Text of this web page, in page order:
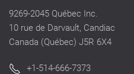
9269-2045 Québec Inc.
10 rue de Darvault, Candiac
Canada (Québec) J5R 6X4
+1-514-666-7373